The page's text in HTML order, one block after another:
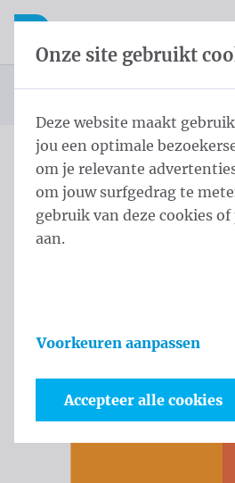
Inhoud overslaan
Taalkeuze overslaan
Open mobiele navigatie
Startpagina
Producten
Vlaggen
Officiële vlaggen
Landenvlaggen 125 - Box
125 - Box
Productinformatie
Onze site gebruikt
Deze website maakt
jou een optimale
om je relevante
om jouw surfgedrag te
gebruik van deze cookies
aan.
Voorkeuren aanpassen
Accepteer alle cookies